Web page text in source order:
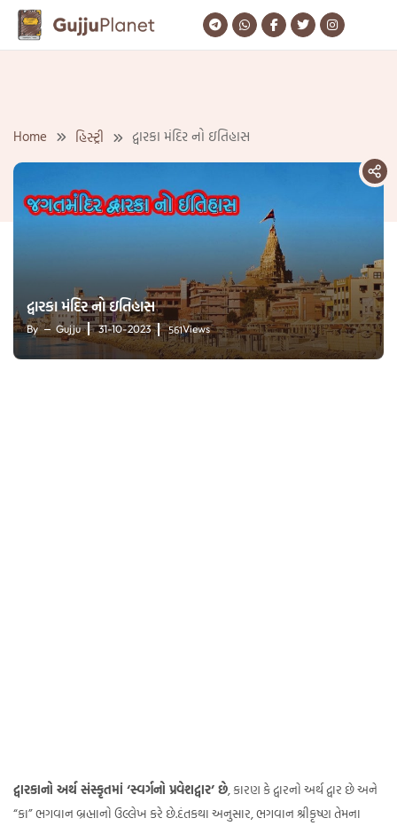
Skip
Home હિસ્ટ્રી દ્વારકા મંદિર નો ઇતિહાસ
દ્વારકા મંદિર નો ઇતિહાસ
By Gujju 31-10-2023 561Views
દ્વારકાનો અર્થ સંસ્કૃતમાં ‘સ્વર્ગનો પ્રવેશદ્વાર’ છે, કારણ કે દ્વારનો અર્થ દ્વાર છે અને
“કા” ભગવાન બ્રહ્માનો ઉલ્લેખ કરે છે.દંતકથા અનુસાર, ભગવાન શ્રીકૃષ્ણ તેમના